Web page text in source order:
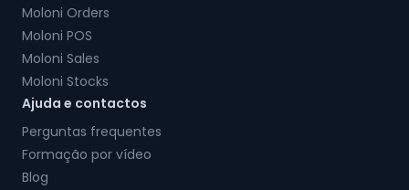
Moloni Orders
Moloni POS
Moloni Sales
Moloni Stocks
Ajuda e contactos
Perguntas frequentes
Formação por vídeo
Blog